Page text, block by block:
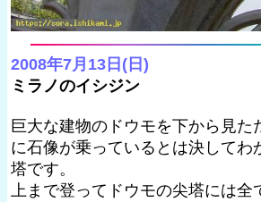
2008年7月13日(日)
ミラノのイシジン
巨大な建物のドウモを下から見た
に石像が乗っているとは決してわ
塔です。
上まで登ってドウモの尖塔には全